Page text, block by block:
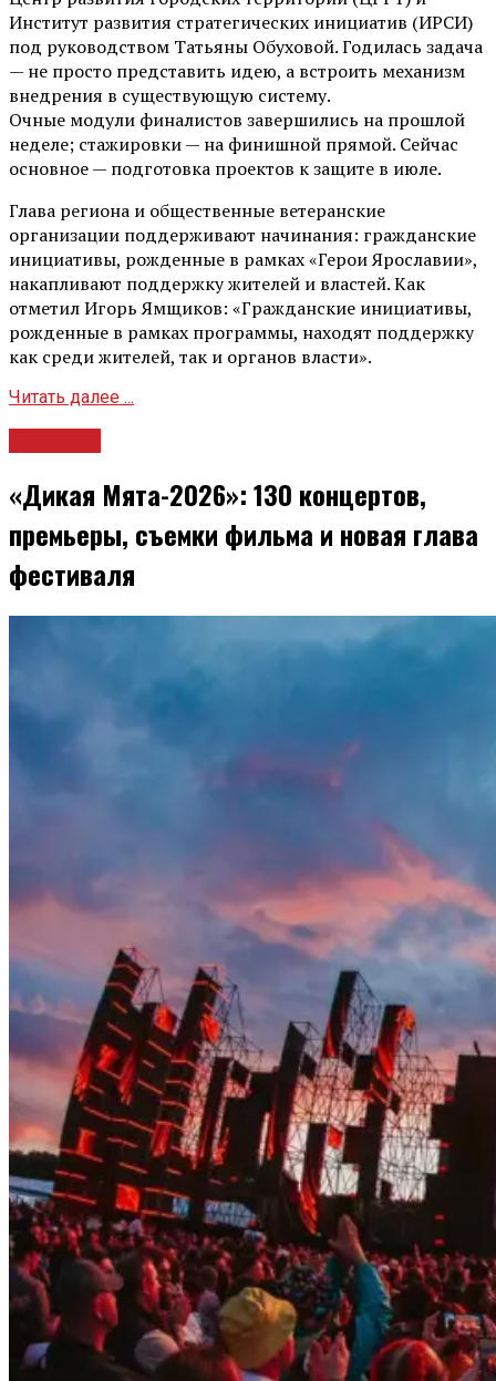
Институт развития стратегических инициатив (ИРСИ)
под руководством Татьяны Обуховой. Годилась задача
— не просто представить идею, а встроить механизм
внедрения в существующую систему.
Очные модули финалистов завершились на прошлой
неделе; стажировки — на финишной прямой. Сейчас
основное — подготовка проектов к защите в июле.
Глава региона и общественные ветеранские
организации поддерживают начинания: гражданские
инициативы, рожденные в рамках «Герои Ярославии»,
накапливают поддержку жителей и властей. Как
отметил Игорь Ямщиков: «Гражданские инициативы,
рожденные в рамках программы, находят поддержку
как среди жителей, так и органов власти».
Читать далее ...
«Дикая Мята-2026»: 130 концертов,
премьеры, съемки фильма и новая глава
фестиваля